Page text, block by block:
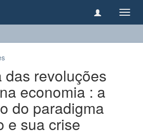
das revoluções
economia : a
do paradigma
e sua crise